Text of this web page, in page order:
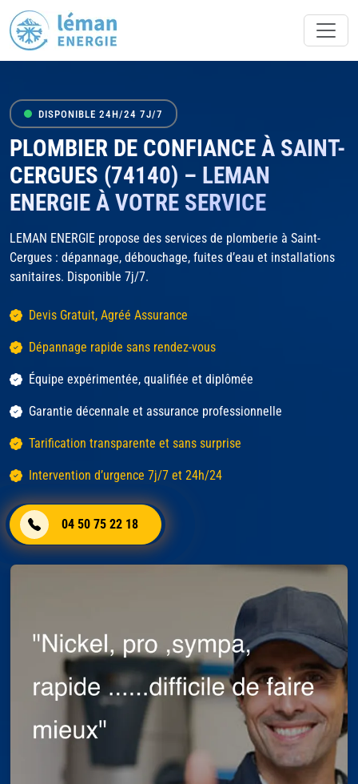
DISPONIBLE 24H/24 7J/7
PLOMBIER DE CONFIANCE À SAINT-
CERGUES (74140) – LEMAN
ENERGIE À VOTRE SERVICE
LEMAN ENERGIE propose des services de plomberie à Saint-
Cergues : dépannage, débouchage, fuites d’eau et installations
sanitaires. Disponible 7j/7.
Devis Gratuit, Agréé Assurance
Dépannage rapide sans rendez-vous
Équipe expérimentée, qualifiée et diplômée
Garantie décennale et assurance professionnelle
Tarification transparente et sans surprise
Intervention d’urgence 7j/7 et 24h/24
04 50 75 22 18